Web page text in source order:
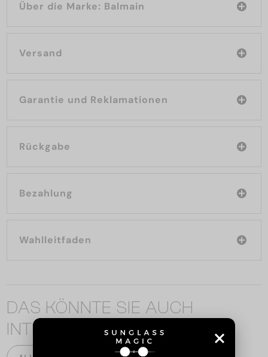
Über die Marke: Balmain
Versand
Garantie und Reklamationen
Rückgabe
Bezahlung
Wahlleitfaden
DAS KÖNNTE SIE AUCH
INTERESSIEREN